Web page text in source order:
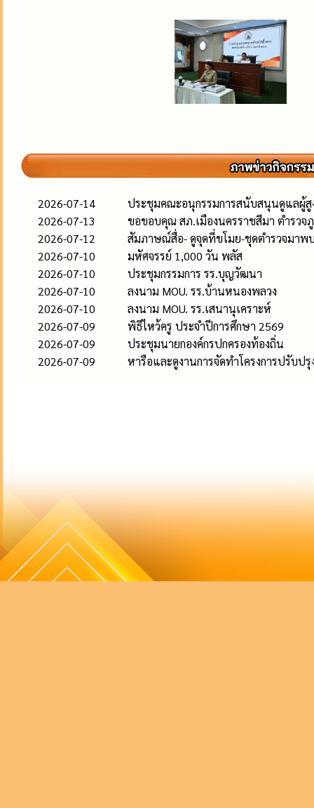
2026-07-14
ประชุมคณะอนุกรรมการสนับสนุนดูแลผู้สู
2026-07-13
ขอขอบคุณ สภ.เมืองนครราชสีมา ตำรวจ
2026-07-12
สัมภาษณ์สื่อ- ดูจุดที่ขโมย-ชุดตำรวจมาพ
2026-07-10
มหัศจรรย์ 1,000 วัน พลัส
2026-07-10
ประชุมกรรมการ รร.บุญวัฒนา
2026-07-10
ลงนาม MOU. รร.บ้านหนองพลวง
2026-07-10
ลงนาม MOU. รร.เสนานุเคราะห์
2026-07-09
พิธีไหว้ครู ประจำปีการศึกษา 2569
2026-07-09
ประชุมนายกองค์กรปกครองท้องถิ่น
2026-07-09
หารือและดูงานการจัดทำโครงการปรับป